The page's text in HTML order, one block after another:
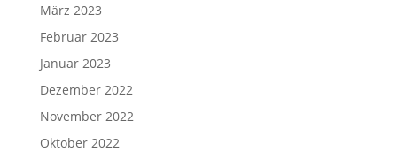
März 2023
Februar 2023
Januar 2023
Dezember 2022
November 2022
Oktober 2022